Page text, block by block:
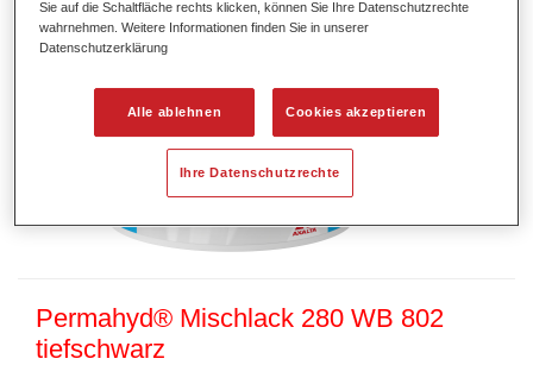
Permahyd® Mischlack 280 WB 802
tiefschwarz
Sie auf die Schaltfläche rechts klicken, können Sie Ihre Datenschutzrechte
wahrnehmen. Weitere Informationen finden Sie in unserer
Datenschutzerklärung
Alle ablehnen Cookies akzeptieren
Ihre Datenschutzrechte